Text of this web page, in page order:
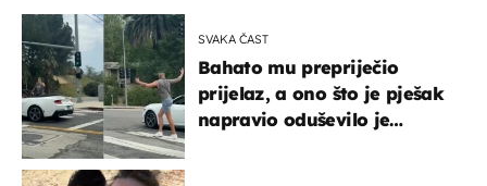
SVAKA ČAST
Bahato mu prepriječio
prijelaz, a ono što je pješak
napravio oduševilo je